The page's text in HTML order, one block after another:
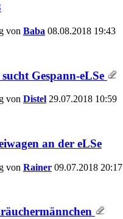
von Baba 08.08.2018 19:43
sucht Gespann-eLSe
von Distel 29.07.2018 10:59
an der eLSe
von Rainer 09.07.2018 20:17